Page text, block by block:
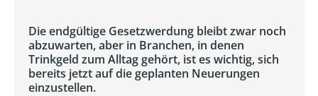
Die endgültige Gesetzwerdung bleibt zwar noch
abzuwarten, aber in Branchen, in denen
Trinkgeld zum Alltag gehört, ist es wichtig, sich
bereits jetzt auf die geplanten Neuerungen
einzustellen.